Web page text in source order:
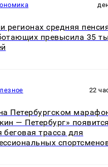
регионах средняя
превысила 35
22
Петербургском
— Петербург» появится
беговая трасса для